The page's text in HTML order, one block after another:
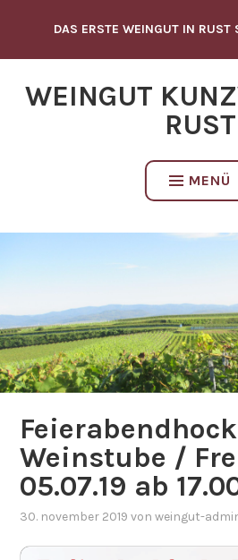
springen
DAS ERSTE WEINGUT IN RUST
WEINGUT
RUST
MENÜ
Weinstube /
05.07.19 ab
30. november 2019 vonweingut-